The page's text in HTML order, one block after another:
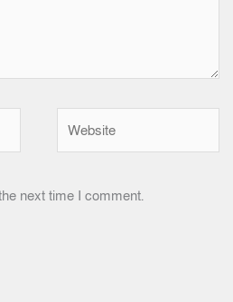
next time I comment.